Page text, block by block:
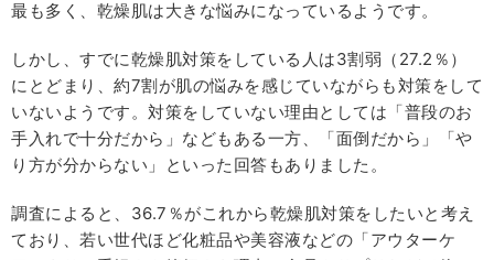
最も多く、乾燥肌は大きな悩みになっているようです。
しかし、すでに乾燥肌対策をしている人は3割弱（27.2％）
にとどまり、約7割が肌の悩みを感じていながらも対策をして
いないようです。対策をしていない理由としては「普段のお
手入れで十分だから」などもある一方、「面倒だから」「や
り方が分からない」といった回答もありました。
調査によると、36.7％がこれから乾燥肌対策をしたいと考え
ており、若い世代ほど化粧品や美容液などの「アウターケ